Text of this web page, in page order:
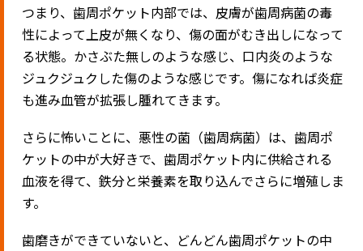
つまり、歯周ポケット内部では、皮膚が歯周病菌の毒
性によって上皮が無くなり、傷の面がむき出しになって
る状態。かさぶた無しのような感じ、口内炎のような
ジュクジュクした傷のような感じです。傷になれば炎症
も進み血管が拡張し腫れてきます。
さらに怖いことに、悪性の菌（歯周病菌）は、歯周ポ
ケットの中が大好きで、歯周ポケット内に供給される
血液を得て、鉄分と栄養素を取り込んでさらに増殖しま
す。
歯磨きができていないと、どんどん歯周ポケットの中